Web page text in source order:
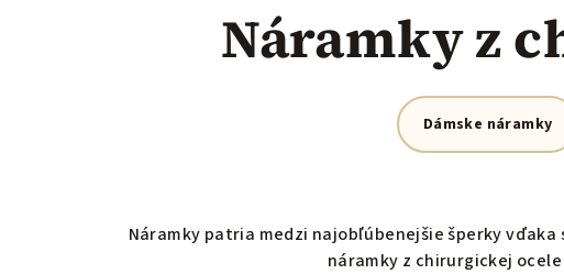
Náramky z
Dámske náramky
Náramky patria medzi najobľúbenejšie šperky
náramky z chirurgickej